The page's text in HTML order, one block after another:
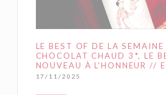
LE BEST OF DE LA SEMAINE
CHOCOLAT CHAUD 3*, LE
NOUVEAU À L'HONNEUR //
17/11/2025